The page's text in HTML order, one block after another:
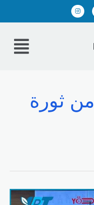
الذكرى ال 60 من ثورة